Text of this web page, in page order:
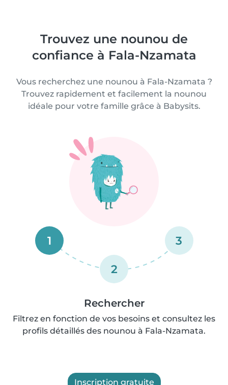
Trouvez une nounou de
confiance à Fala-Nzamata
Vous recherchez une nounou à Fala-Nzamata ?
Trouvez rapidement et facilement la nounou
idéale pour votre famille grâce à Babysits.
1
2
3
Rechercher
Filtrez en fonction de vos besoins et consultez les
profils détaillés des nounou à Fala-Nzamata.
Inscription gratuite